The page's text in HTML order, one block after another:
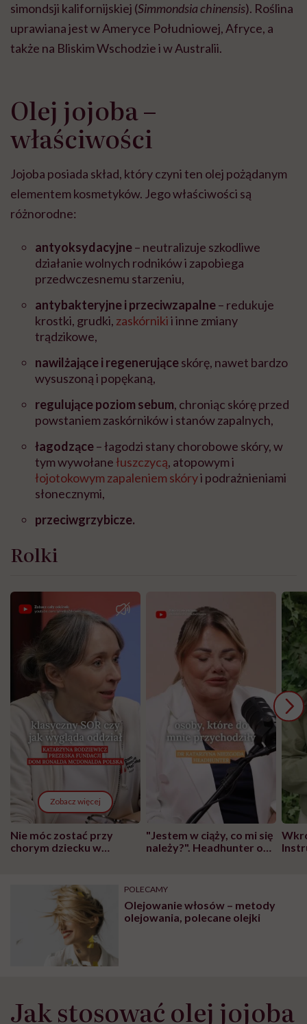
simondsji kalifornijskiej (Simmondsia chinensis). Roślina
uprawiana jest w Ameryce Południowej, Afryce, a
także na Bliskim Wschodzie i w Australii.
Olej jojoba –
właściwości
Jojoba posiada skład, który czyni ten olej pożądanym
elementem kosmetyków. Jego właściwości są
różnorodne:
antyoksydacyjne– neutralizuje szkodliwe
działanie wolnych rodników i zapobiega
przedwczesnemu starzeniu,
antybakteryjne i przeciwzapalne– redukuje
krostki, grudki, zaskórnikii inne zmiany
trądzikowe,
nawilżające i regenerująceskórę, nawet bardzo
wysuszoną i popękaną,
regulujące poziom sebum, chroniąc skórę przed
powstaniem zaskórników i stanów zapalnych,
łagodzące– łagodzi stany chorobowe skóry, w
tym wywołanełuszczycą, atopowym i
łojotokowym zapaleniem skóryi podrażnieniami
słonecznymi,
przeciwgrzybicze.
Rolki
Zobacz więcej
Nie móc zostać przy
chorym dziecku w
może chyba tylko
głupota i brak
wyobraźni"
"Jestem w ciąży, co mi się
należy?". Headhunter o
pracy
POLECAMY
Olejowanie włosów – metody
olejowania, polecane olejki
Jak stosować olej jojoba